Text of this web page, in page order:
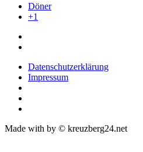
Döner
+1
Datenschutzerklärung
Impressum
Made with by © kreuzberg24.net